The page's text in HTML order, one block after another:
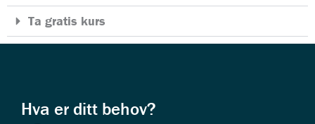
Ta gratis kurs
Hva er ditt behov?